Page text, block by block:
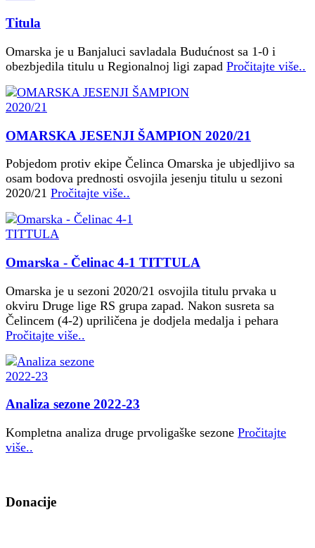
Titula
Omarska je u Banjaluci savladala Budućnost sa 1-0 i
obezbjedila titulu u Regionalnoj ligi zapad Pročitajte više..
OMARSKA JESENJI ŠAMPION 2020/21
Pobjedom protiv ekipe Čelinca Omarska je ubjedljivo sa
osam bodova prednosti osvojila jesenju titulu u sezoni
2020/21 Pročitajte više..
Omarska - Čelinac 4-1 TITTULA
Omarska je u sezoni 2020/21 osvojila titulu prvaka u
okviru Druge lige RS grupa zapad. Nakon susreta sa
Čelincem (4-2) upriličena je dodjela medalja i pehara
Pročitajte više..
Analiza sezone 2022-23
Kompletna analiza druge prvoligaške sezone Pročitajte
više..
Donacije